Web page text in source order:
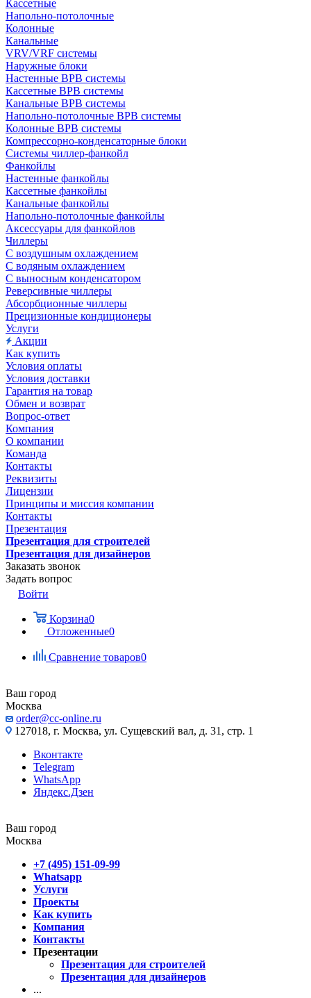
Кассетные
Напольно-потолочные
Колонные
Канальные
VRV/VRF системы
Наружные блоки
Настенные ВРВ системы
Кассетные ВРВ системы
Канальные ВРВ системы
Напольно-потолочные ВРВ системы
Колонные ВРВ системы
Компрессорно-конденсаторные блоки
Системы чиллер-фанкойл
Фанкойлы
Настенные фанкойлы
Кассетные фанкойлы
Канальные фанкойлы
Напольно-потолочные фанкойлы
Аксессуары для фанкойлов
Чиллеры
С воздушным охлаждением
С водяным охлаждением
С выносным конденсатором
Реверсивные чиллеры
Абсорбционные чиллеры
Прецизионные кондиционеры
Услуги
Акции
Как купить
Условия оплаты
Условия доставки
Гарантия на товар
Обмен и возврат
Вопрос-ответ
Компания
О компании
Команда
Контакты
Реквизиты
Лицензии
Принципы и миссия компании
Контакты
Презентация
Презентация для строителей
Презентация для дизайнеров
Заказать звонок
Задать вопрос
Войти
Корзина0
Отложенные0
Сравнение товаров0
Ваш город
Москва
order@cc-online.ru
127018, г. Москва, ул. Сущевский вал, д. 31, стр. 1
Вконтакте
Telegram
WhatsApp
Яндекс.Дзен
Ваш город
Москва
+7 (495) 151-09-99
Whatsapp
Услуги
Проекты
Как купить
Компания
Контакты
Презентации
Презентация для строителей
Презентация для дизайнеров
...